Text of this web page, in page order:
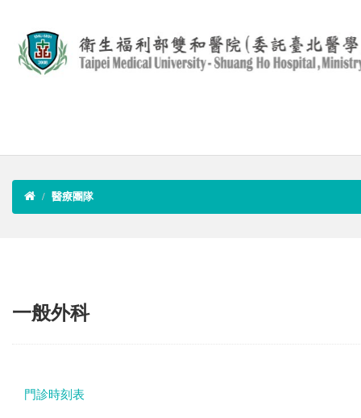
醫療團隊
一般外科
門診時刻表